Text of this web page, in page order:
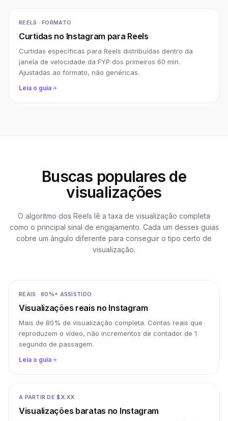
REELS · FORMATO
Curtidas no Instagram para Reels
Curtidas específicas para Reels distribuídas dentro da
janela de velocidade da FYP dos primeiros 60 min.
Ajustadas ao formato, não genéricas.
Leia o guia
Buscas populares de
visualizações
O algoritmo dos Reels lê a taxa de visualização completa
como o principal sinal de engajamento. Cada um desses guias
cobre um ângulo diferente para conseguir o tipo certo de
visualização.
REAIS · 80%+ ASSISTIDO
Visualizações reais no Instagram
Mais de 80% de visualização completa. Contas reais que
reproduzem o vídeo, não incrementos de contador de 1
segundo de passagem.
Leia o guia
A PARTIR DE $X.XX
Visualizações baratas no Instagram